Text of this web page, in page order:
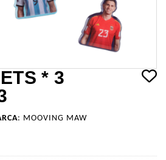
* 3
: MOOVING MAW